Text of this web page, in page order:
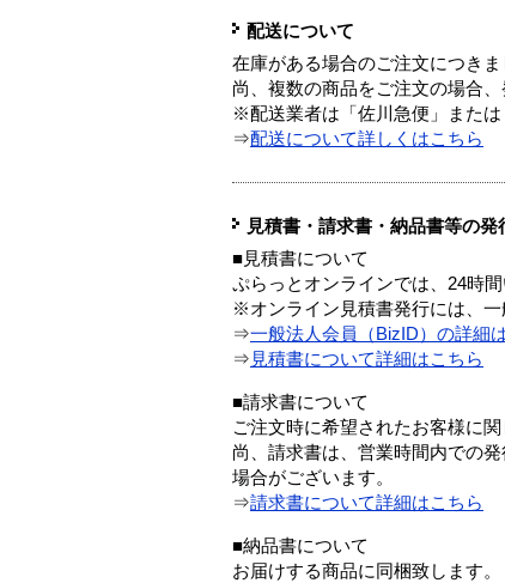
配送について
在庫がある場合のご注文につき
尚、複数の商品をご注文の場合
※配送業者は「佐川急便」また
⇒配送について詳しくはこちら
見積書・請求書・納品書等の発
■見積書について
ぷらっとオンラインでは、24時
※オンライン見積書発行には、一
⇒一般法人会員（BizID）の詳細
⇒ 見積書について詳細はこちら
■請求書について
ご注文時に希望されたお客様に
尚、請求書は、営業時間内での
場合がございます。
⇒請求書について詳細はこちら
■納品書について
お届けする商品に同梱致します。